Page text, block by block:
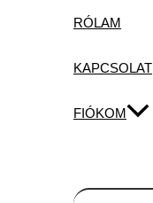
RÓLAM
KAPCSOLAT
FIÓKOM